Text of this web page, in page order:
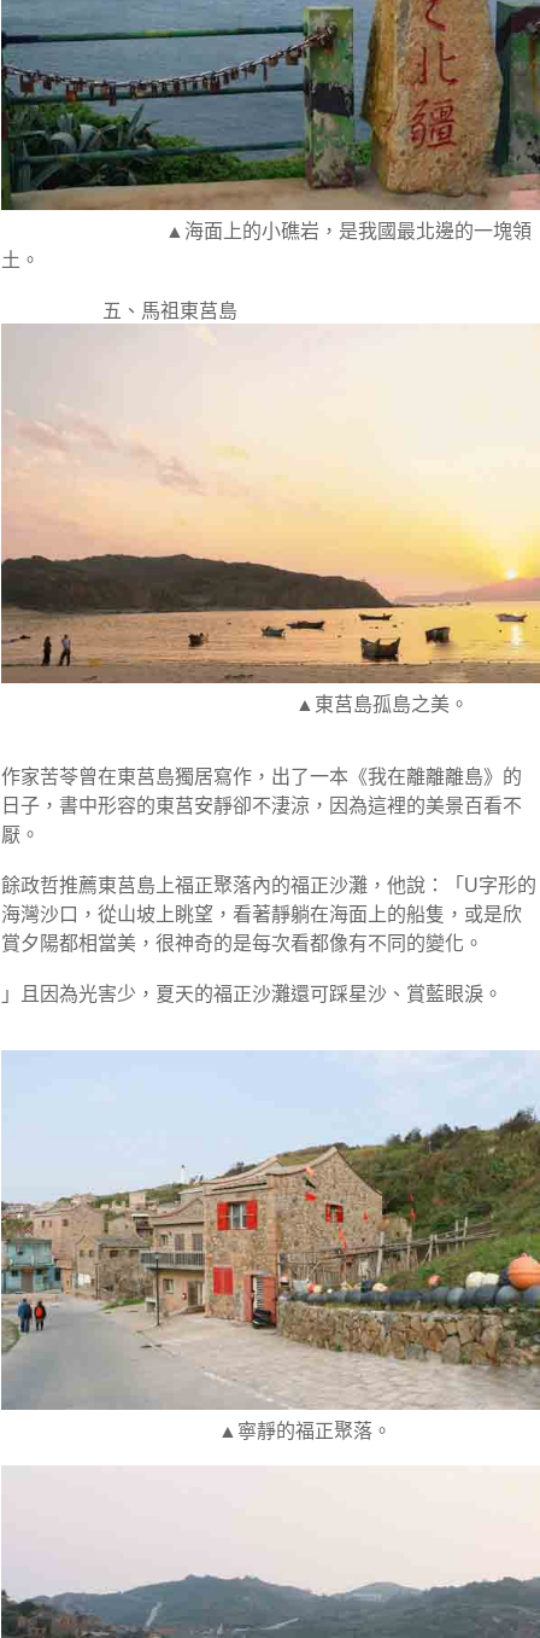
▲海面上的小礁岩，是我國最北邊的一塊領
土。
五、馬祖東莒島
▲東莒島孤島之美。
作家苦苓曾在東莒島獨居寫作，出了一本《我在離離離島》的
日子，書中形容的東莒安靜卻不淒涼，因為這裡的美景百看不
厭。
餘政哲推薦東莒島上福正聚落內的福正沙灘，他說：「U字形的
海灣沙口，從山坡上眺望，看著靜躺在海面上的船隻，或是欣
賞夕陽都相當美，很神奇的是每次看都像有不同的變化。
」且因為光害少，夏天的福正沙灘還可踩星沙、賞藍眼淚。
▲寧靜的福正聚落。